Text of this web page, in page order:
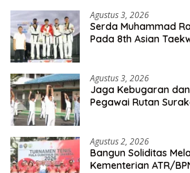
Agustus 3, 2026
Serda Muhammad
Pada 8th Asian
Agustus 3, 2026
Jaga Kebugaran
Pegawai Rutan
Agustus 2, 2026
Bangun Soliditas
Kementerian ATR/